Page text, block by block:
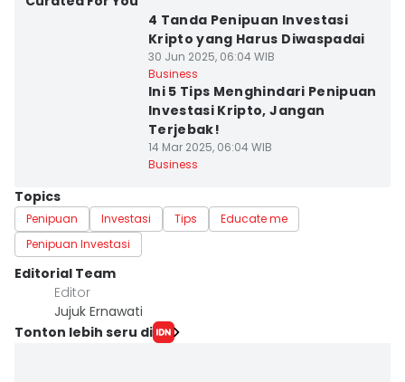
4 Tanda Penipuan Investasi
Kripto yang Harus Diwaspadai
30 Jun 2025, 06:04 WIB
Business
Ini 5 Tips Menghindari Penipuan
Investasi Kripto, Jangan
Terjebak!
14 Mar 2025, 06:04 WIB
Business
Topics
Penipuan Investasi Tips
Educate me
Penipuan Investasi
Editorial Team
Editor
Jujuk Ernawati
Tonton lebih seru di